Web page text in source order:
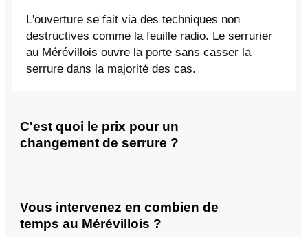
L'ouverture se fait via des techniques non
destructives comme la feuille radio. Le serrurier
au Mérévillois ouvre la porte sans casser la
serrure dans la majorité des cas.
C'est quoi le prix pour un
changement de serrure ?
Vous intervenez en combien de
temps au Mérévillois ?